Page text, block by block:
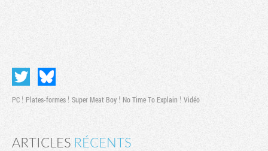
PC Plates-formes Super Meat Boy No Time To Explain Vidéo
ARTICLES RÉCENTS